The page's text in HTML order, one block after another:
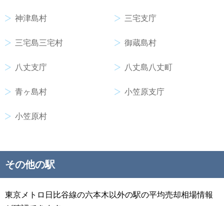
神津島村 三宅支庁
三宅島三宅村 御蔵島村
八丈支庁 八丈島八丈町
青ヶ島村 小笠原支庁
小笠原村
その他の駅
東京メトロ日比谷線の六本木以外の駅の平均売却相場情報